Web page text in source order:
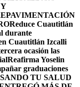
Reduce Cuautitlán
durante
Cuautitlán Izcalli
ocasión las
Reafirma Yoselin
graduaciones
TU SALUD